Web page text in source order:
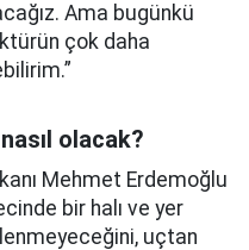
Ama bugünkü
çok daha
olacak?
Mehmet Erdemoğlu
bir halı ve yer
uçtan